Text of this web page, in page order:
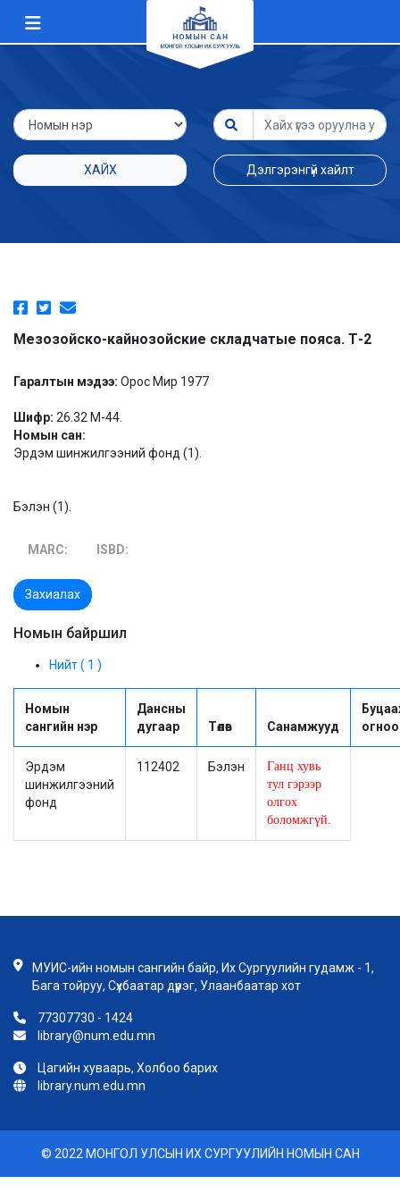
ХАЙХ Дэлгэрэнгүй хайлт
Мезозойско-кайнозойские складчатые пояса. Т-2
Гаралтын мэдээ: Орос Мир 1977
Шифр: 26.32 М-44.
Номын сан:
Эрдэм шинжилгээний фонд (1).
Бэлэн (1).
MARC: ISBD:
Захиалах
Номын байршил
Нийт ( 1 )
Номын
сангийн нэр
Дансны
дугаар
Төлөв Санамжууд
огноо
Эрдэм
шинжилгээний
фонд
112402 Бэлэн
Ганц хувь
тул гэрээр
олгох
боломжгүй.
МУИС-ийн номын сангийн байр, Их Сургуулийн гудамж - 1,
Бага тойруу, Сүхбаатар дүүрэг, Улаанбаатар хот
77307730 - 1424
library@num.edu.mn
Цагийн хуваарь, Холбоо барих
library.num.edu.mn
© 2022 МОНГОЛ УЛСЫН ИХ СУРГУУЛИЙН НОМЫН САН